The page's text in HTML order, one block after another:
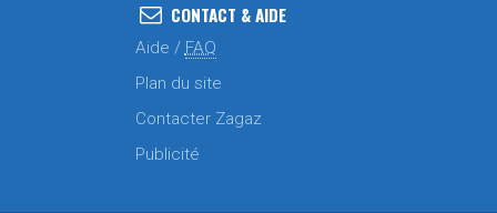
CONTACT & AIDE
Aide / FAQ
Plan du site
Contacter Zagaz
Publicité